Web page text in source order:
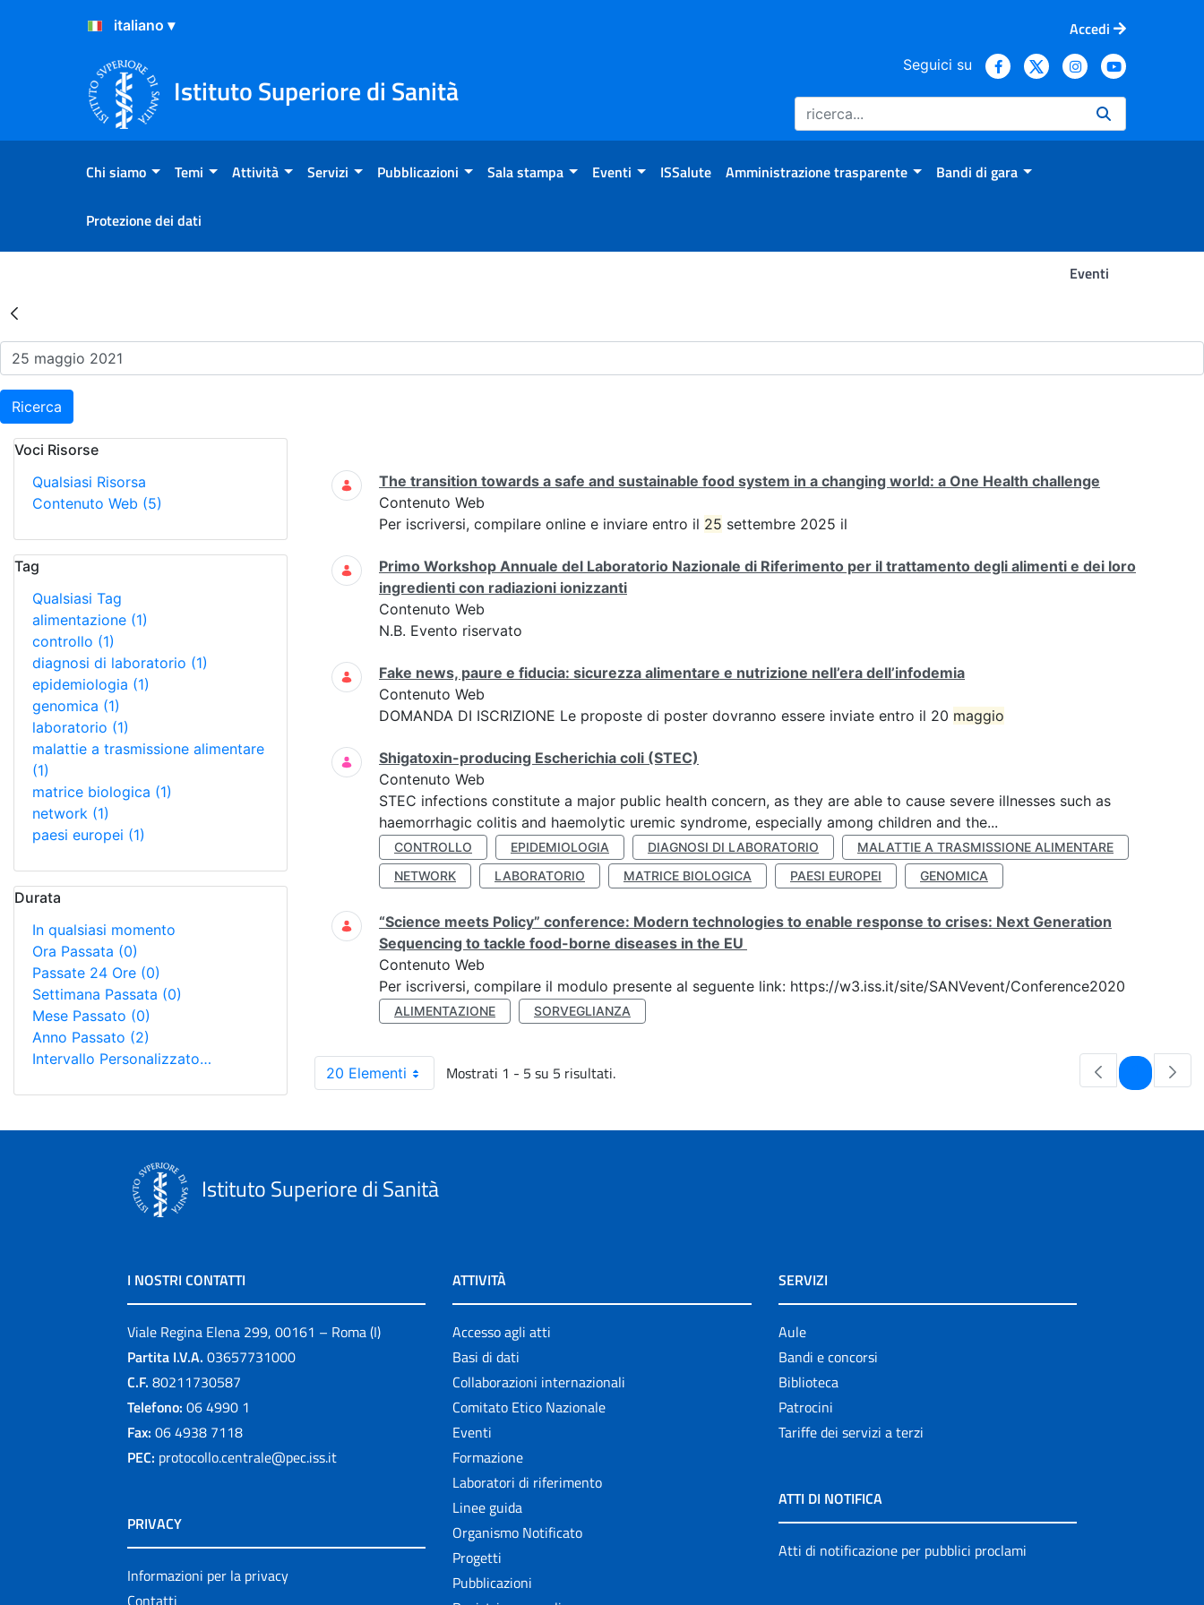
Salta al Contenuto
Salta al Footer
Accedi
Istituto Superiore di Sanità
Seguici su
Chi siamo Temi Attività Servizi Pubblicazioni Sala stampa Eventi ISSalute Amministrazione trasparente Bandi di gara
Protezione dei dati
Eventi
Risultati della Ricerca - Eventi
Ricerca
Voci Risorse
Qualsiasi Risorsa
Contenuto Web (5)
Tag
Qualsiasi Tag
alimentazione (1)
controllo (1)
diagnosi di laboratorio (1)
epidemiologia (1)
genomica (1)
laboratorio (1)
malattie a trasmissione alimentare
(1)
matrice biologica (1)
network (1)
paesi europei (1)
Durata
In qualsiasi momento
Ora Passata (0)
Passate 24 Ore (0)
Settimana Passata (0)
Mese Passato (0)
Anno Passato (2)
Intervallo Personalizzato…
Ricerca
The transition towards a safe and sustainable food system in a changing world: a One Health challenge
Contenuto Web
Per iscriversi, compilare online e inviare entro il 25 settembre 2025 il
Primo Workshop Annuale del Laboratorio Nazionale di Riferimento per il trattamento degli alimenti e dei loro
ingredienti con radiazioni ionizzanti
Contenuto Web
N.B. Evento riservato
Fake news, paure e fiducia: sicurezza alimentare e nutrizione nell’era dell’infodemia
Contenuto Web
DOMANDA DI ISCRIZIONE Le proposte di poster dovranno essere inviate entro il 20 maggio
Shigatoxin-producing Escherichia coli (STEC)
Contenuto Web
STEC infections constitute a major public health concern, as they are able to cause severe illnesses such as
haemorrhagic colitis and haemolytic uremic syndrome, especially among children and the...
CONTROLLO EPIDEMIOLOGIA DIAGNOSI DI LABORATORIO
MALATTIE A TRASMISSIONE ALIMENTARE
NETWORK
LABORATORIO MATRICE BIOLOGICA PAESI EUROPEI GENOMICA
“Science meets Policy” conference: Modern technologies to enable response to crises: Next Generation
Sequencing to tackle food-borne diseases in the EU
Contenuto Web
Per iscriversi, compilare il modulo presente al seguente link: https://w3.iss.it/site/SANVevent/Conference2020
ALIMENTAZIONE SORVEGLIANZA
20 Elementi Mostrati 1 - 5 su 5 risultati. Pagina
Istituto Superiore di Sanità
I NOSTRI CONTATTI
Viale Regina Elena 299, 00161 – Roma (I)
Partita I.V.A. 03657731000
C.F. 80211730587
Telefono: 06 4990 1
Fax: 06 4938 7118
PEC: protocollo.centrale@pec.iss.it
PRIVACY
Informazioni per la privacy
Contatti
ATTIVITÀ
Accesso agli atti
Basi di dati
Collaborazioni internazionali
Comitato Etico Nazionale
Eventi
Formazione
Laboratori di riferimento
Linee guida
Organismo Notificato
Progetti
Pubblicazioni
SERVIZI
Aule
Bandi e concorsi
Biblioteca
Patrocini
Tariffe dei servizi a terzi
ATTI DI NOTIFICA
Atti di notificazione per pubblici proclami